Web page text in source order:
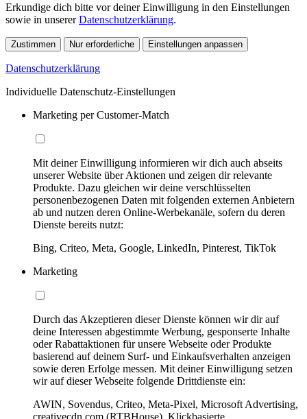
Erkundige dich bitte vor deiner Einwilligung in den Einstellungen
sowie in unsererDatenschutzerklärung.
Zustimmen Nur erforderliche Einstellungen anpassen
Datenschutzerklärung
Individuelle Datenschutz-Einstellungen
Marketing per Customer-Match
Mit deiner Einwilligung informieren wir dich auch abseits
unserer Website über Aktionen und zeigen dir relevante
Produkte. Dazu gleichen wir deine verschlüsselten
personenbezogenen Daten mit folgenden externen Anbietern
ab und nutzen deren Online-Werbekanäle, sofern du deren
Dienste bereits nutzt:
Bing, Criteo, Meta, Google, LinkedIn, Pinterest, TikTok
Marketing
Durch das Akzeptieren dieser Dienste können wir dir auf
deine Interessen abgestimmte Werbung, gesponserte Inhalte
oder Rabattaktionen für unsere Webseite oder Produkte
basierend auf deinem Surf- und Einkaufsverhalten anzeigen
sowie deren Erfolge messen. Mit deiner Einwilligung setzen
wir auf dieser Webseite folgende Drittdienste ein:
AWIN, Sovendus, Criteo, Meta-Pixel, Microsoft Advertising,
creativecdn.com (RTBHouse), Klickbasierte